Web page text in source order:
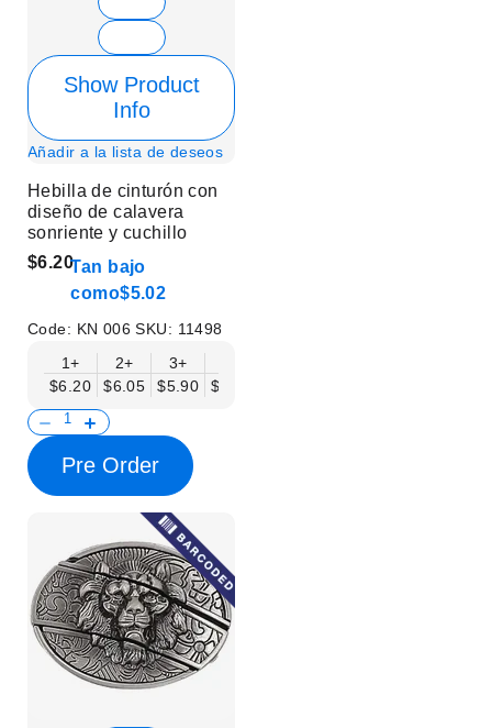
Show Product
Info
Añadir a la lista de deseos
Hebilla de cinturón con
diseño de calavera
sonriente y cuchillo
$6.20Tan bajo
como$5.02
Code: KN 006SKU: 11498
1+
$6.20
2+
$6.05
3+
$5.90
$5.75
Pre Order